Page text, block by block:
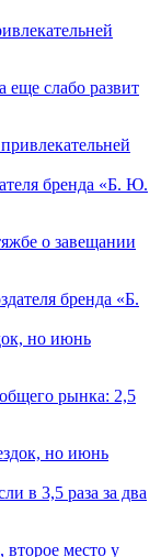
слабо развит
бренда «Б. Ю.
о завещании
но июнь
рынка: 2,5
в 3,5 раза за два
второе место у